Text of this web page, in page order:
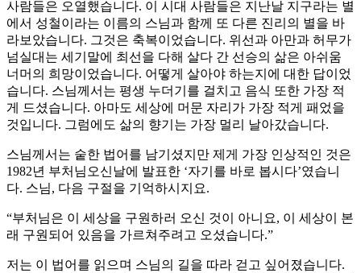
사람들은 오열했습니다. 이 시대 사람들은 지난날 지구라는 별
에서 성철이라는 이름의 스님과 함께 또 다른 진리의 별을 바
라보았습니다. 그것은 축복이었습니다. 위선과 아만과 허무가
넘실대는 세기말에 최선을 다해 살다 간 선승의 삶은 아쉬움
너머의 희망이었습니다. 어떻게 살아야 하는지에 대한 답이었
습니다. 스님께서는 평생 누더기를 걸치고 음식 또한 가장 적
게 드셨습니다. 아마도 세상에 머문 자리가 가장 적게 패었을
것입니다. 그럼에도 삶의 향기는 가장 멀리 날아갔습니다.
스님께서는 숱한 법어를 남기셨지만 제게 가장 인상적인 것은
1982년 부처님오신날에 발표한 ‘자기를 바로 봅시다’였습니
다. 스님, 다음 구절을 기억하시지요.
“부처님은 이 세상을 구원하러 오신 것이 아니요, 이 세상이 본
래 구원되어 있음을 가르쳐주려고 오셨습니다.”
저는 이 법어를 읽으며 스님의 길을 따라 걷고 싶어졌습니다.